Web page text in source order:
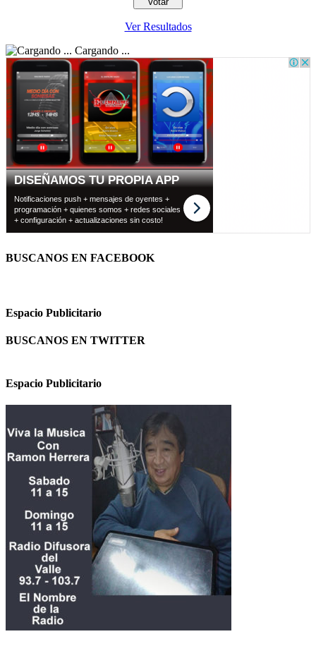
Ver Resultados
Cargando ...
BUSCANOS EN FACEBOOK
Espacio Publicitario
BUSCANOS EN TWITTER
Espacio Publicitario